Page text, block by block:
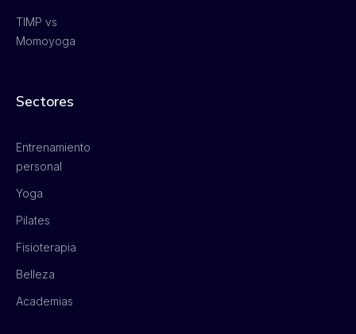
TIMP vs
Momoyoga
Sectores
Entrenamiento
personal
Yoga
Pilates
Fisioterapia
Belleza
Academias